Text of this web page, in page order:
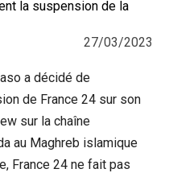
27/03/2023
a décidé de
de France 24 sur son
sur la chaîne
au Maghreb islamique
France 24 ne fait pas